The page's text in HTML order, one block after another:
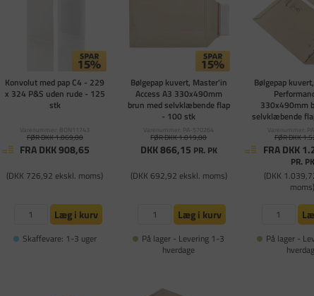
Konvolut med pap C4 - 229
x 324 P&S uden rude - 125
stk
Varenummer: BON11743
FØR DKK 1.069,00
FRA DKK 908,65
(DKK 726,92 ekskl. moms)
Læg i kurv
Skaffevare: 1-3 uger
Bølgepap kuvert, Master'in
Access A3 330x490mm
brun med selvklæbende flap
- 100 stk
Varenummer: PA-570264
FØR DKK 1.019,00
DKK 866,15 PR. PK
(DKK 692,92 ekskl. moms)
Læg i kurv
På lager - Levering 1-3
hverdage
Bølgepap
330x490mm
selvklæbende
Varenummer:
FØR DKK
FRA DKK
PR. PK
(DKK
moms)
På lager -